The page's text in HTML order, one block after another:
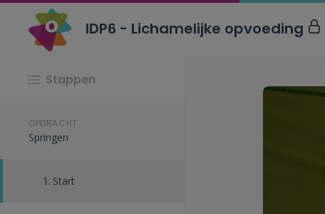
Stappen
OPDRACHT
Springen
1. Start
IDP6 - Lichamelijke opvoeding